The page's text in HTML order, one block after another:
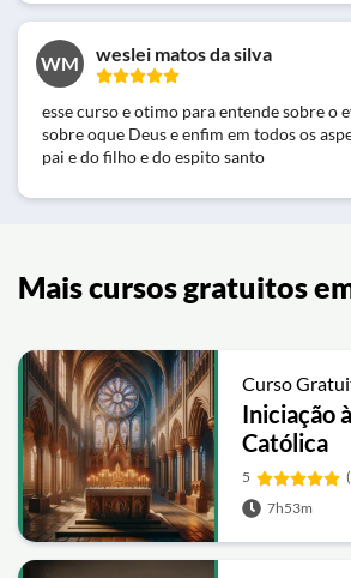
WM weslei matos da silva
esse curso e otimo para entende sobre o
sobre oque Deus e enfim em todos os
pai e do filho e do espito santo
Mais cursos gratuitos
Curso
Iniciação
Católica
5
7h53m